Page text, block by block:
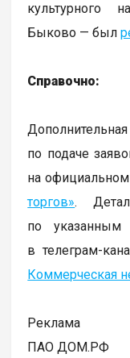
культурного
Быково — был
Справочно:
по подаче
на
торгов».
по
в телеграм-
Коммерческая
Реклама
ПАО ДОМ.РФ